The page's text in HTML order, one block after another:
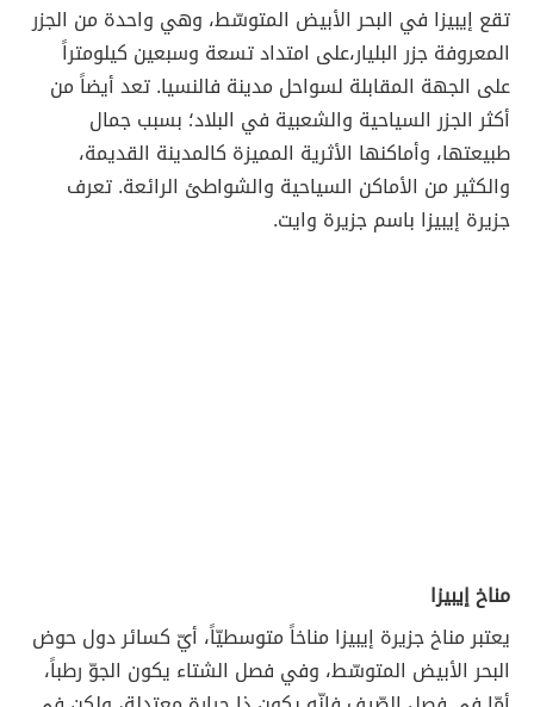
تقع إيبيزا في البحر الأبيض المتوسّط، وهي واحدة من الجزر
المعروفة جزر البليار،على امتداد تسعة وسبعين كيلومتراً
على الجهة المقابلة لسواحل مدينة فالنسيا. تعد أيضاً من
أكثر الجزر السياحية والشعبية في البلاد؛ بسبب جمال
طبيعتها، وأماكنها الأثرية المميزة كالمدينة القديمة،
والكثير من الأماكن السياحية والشواطئ الرائعة. تعرف
جزيرة إيبيزا باسم جزيرة وايت.
مناخ إيبيزا
يعتبر مناخ جزيرة إيبيزا مناخاً متوسطيّاً، أيّ كسائر دول حوض
البحر الأبيض المتوسّط، وفي فصل الشتاء يكون الجوّ رطباً،